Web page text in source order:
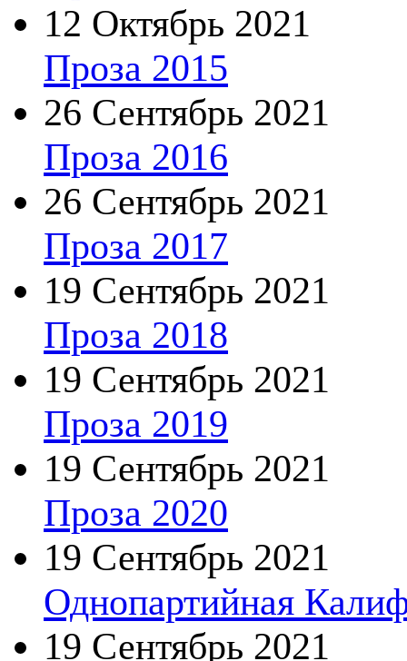
12 Октябрь 2021
Проза 2015
26 Сентябрь 2021
Проза 2016
26 Сентябрь 2021
Проза 2017
19 Сентябрь 2021
Проза 2018
19 Сентябрь 2021
Проза 2019
19 Сентябрь 2021
Проза 2020
19 Сентябрь 2021
Однопартийная
19 Сентябрь 2021